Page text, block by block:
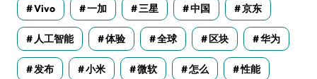
Vivo 一加 三星 中国 京东
人工智能 体验 全球 区块 华为
发布 小米 微软 怎么 性能